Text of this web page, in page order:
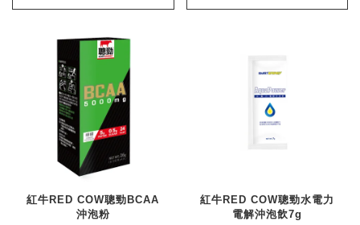
紅牛RED COW聰勁BCAA
沖泡粉
紅牛RED COW聰勁水電力
電解沖泡飲7g